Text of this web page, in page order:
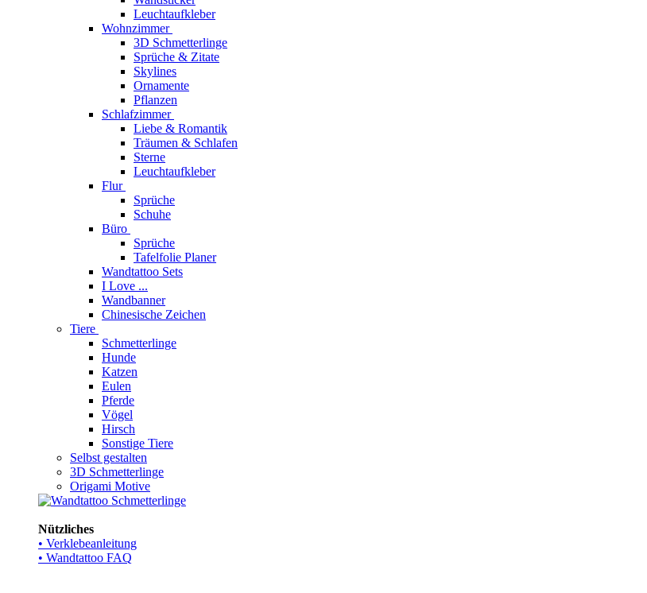
Leuchtaufkleber
Wohnzimmer
3D Schmetterlinge
Sprüche & Zitate
Skylines
Ornamente
Pflanzen
Schlafzimmer
Liebe & Romantik
Träumen & Schlafen
Sterne
Leuchtaufkleber
Flur
Sprüche
Schuhe
Büro
Sprüche
Tafelfolie Planer
Wandtattoo Sets
I Love ...
Wandbanner
Chinesische Zeichen
Tiere
Schmetterlinge
Hunde
Katzen
Eulen
Pferde
Vögel
Hirsch
Sonstige Tiere
Selbst gestalten
3D Schmetterlinge
Origami Motive
Nützliches
• Verklebeanleitung
• Wandtattoo FAQ